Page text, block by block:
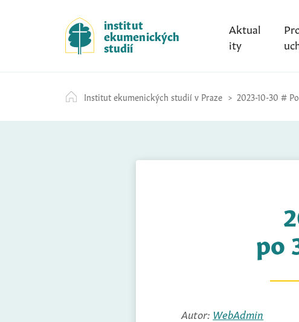
k
i
p
t
c
o
institut
ekumenických
studií
Aktual
ity
Institut ekumenických studií v Praze 2023-10-30 #
po
Autor: WebAdmin